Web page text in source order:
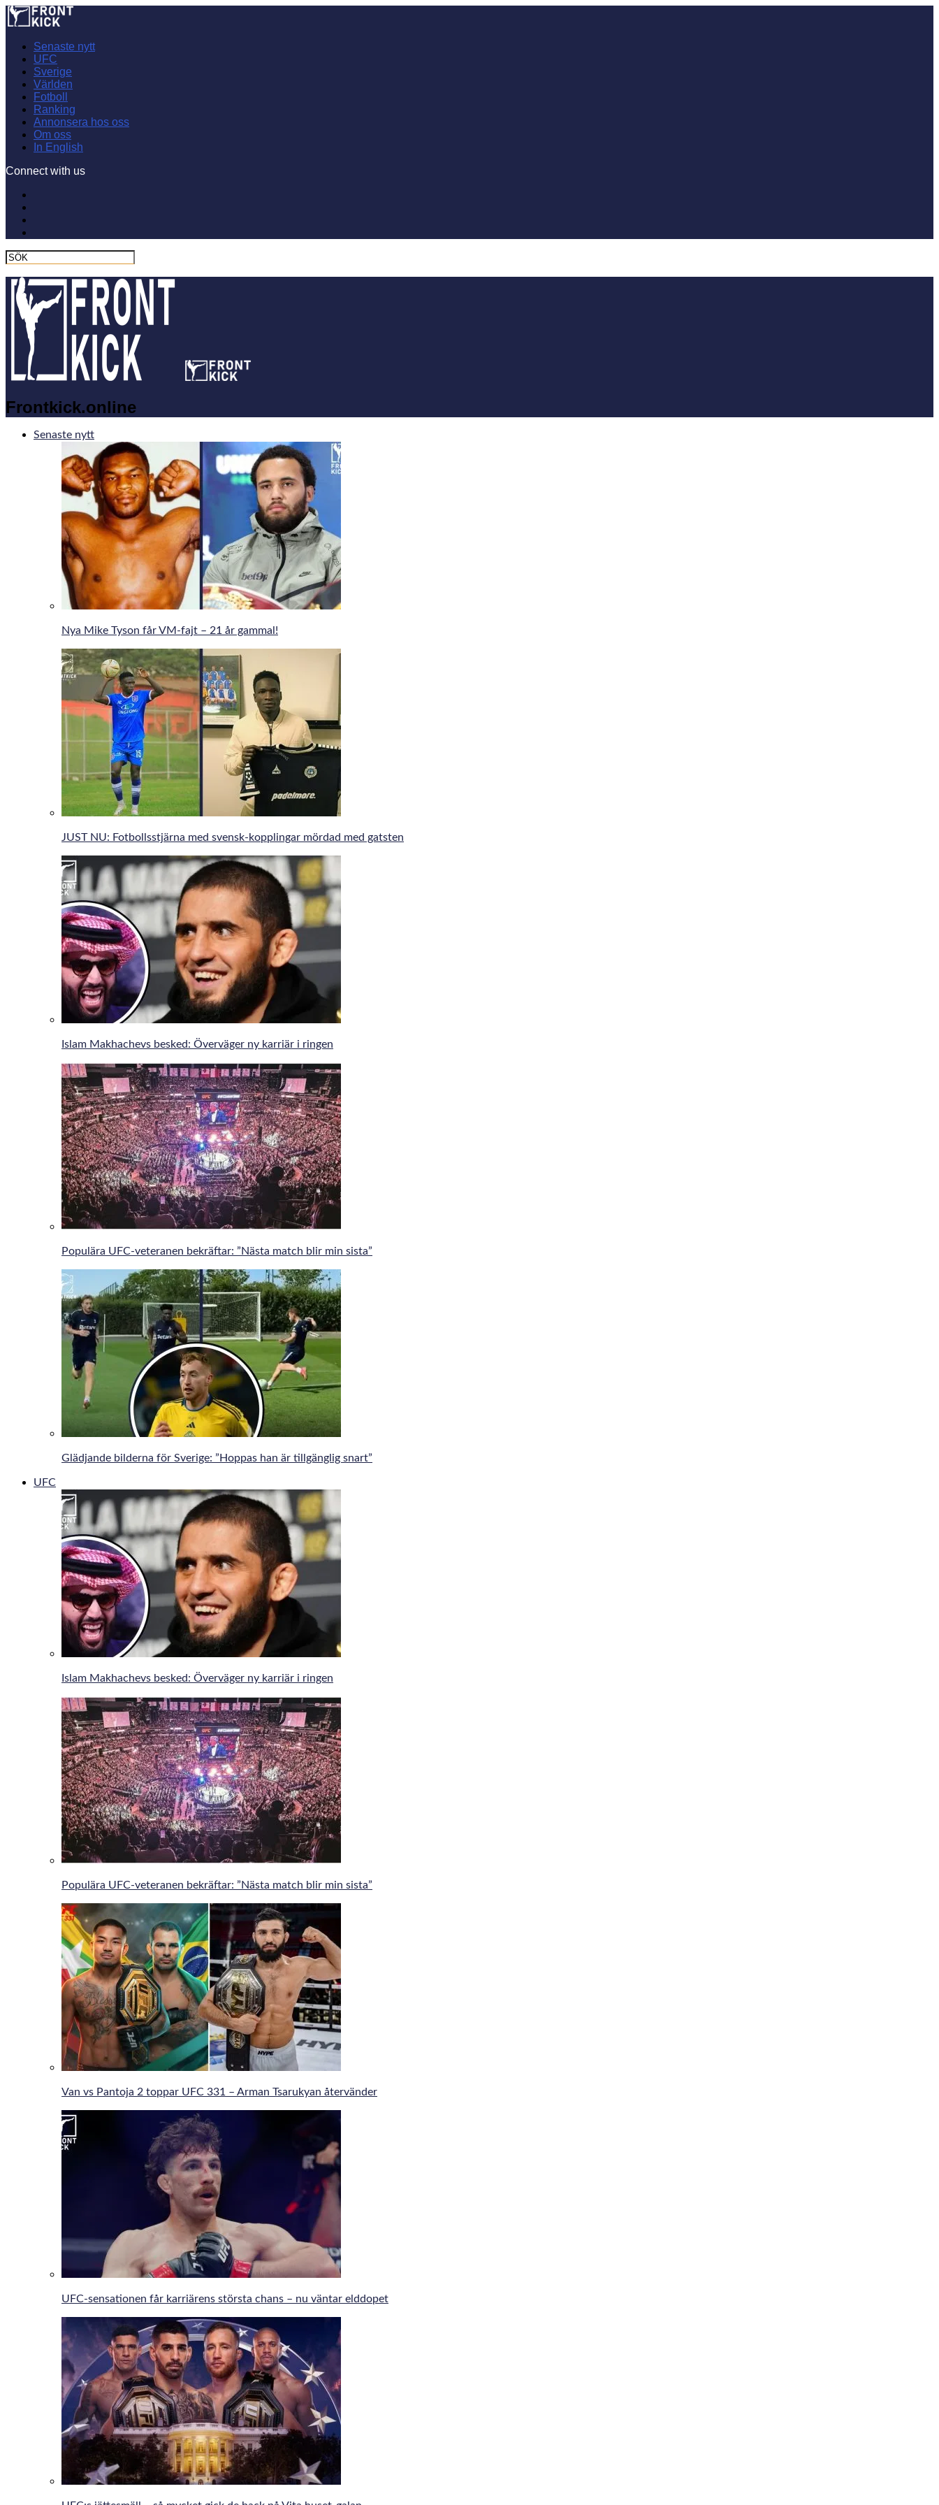
Senaste nytt
UFC
Sverige
Världen
Fotboll
Ranking
Annonsera hos oss
Om oss
In English
Connect with us
Frontkick.online
Senaste nytt
Nya Mike Tyson får VM-fajt – 21 år gammal!
JUST NU: Fotbollsstjärna med svensk-kopplingar mördad med gatsten
Islam Makhachevs besked: Överväger ny karriär i ringen
Populära UFC-veteranen bekräftar: ”Nästa match blir min sista”
Glädjande bilderna för Sverige: ”Hoppas han är tillgänglig snart”
UFC
Islam Makhachevs besked: Överväger ny karriär i ringen
Populära UFC-veteranen bekräftar: ”Nästa match blir min sista”
Van vs Pantoja 2 toppar UFC 331 – Arman Tsarukyan återvänder
UFC-sensationen får karriärens största chans – nu väntar elddopet